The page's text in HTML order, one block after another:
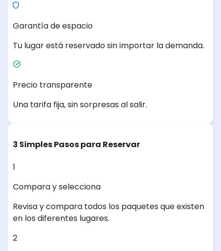
Garantía de espacio
Tu lugar está reservado sin importar la demanda.
Precio transparente
Una tarifa fija, sin sorpresas al salir.
3 Simples Pasos para Reservar
1
Compara y selecciona
Revisa y compara todos los paquetes que existen
en los diferentes lugares.
2